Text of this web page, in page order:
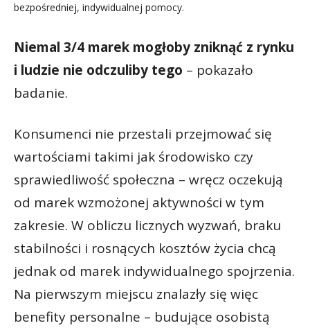
bezpośredniej, indywidualnej pomocy.
Niemal 3/4 marek mogłoby zniknąć z rynku
i ludzie nie odczuliby tego – pokazało
badanie.
Konsumenci nie przestali przejmować się
wartościami takimi jak środowisko czy
sprawiedliwość społeczna – wręcz oczekują
od marek wzmożonej aktywności w tym
zakresie. W obliczu licznych wyzwań, braku
stabilności i rosnących kosztów życia chcą
jednak od marek indywidualnego spojrzenia.
Na pierwszym miejscu znalazły się więc
benefity personalne – budujące osobistą